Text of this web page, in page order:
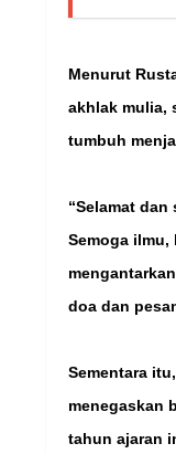
Menurut
akhlak mulia,
tumbuh
“Selamat
Semoga
doa dan
Sementara
menegaskan
tahun ajaran